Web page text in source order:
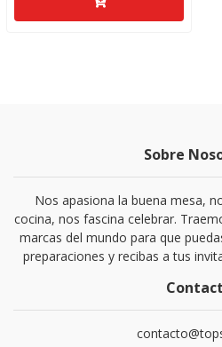
Sobre
Nos apasiona la buena mesa,
cocina, nos fascina celebrar.
marcas del mundo para que
preparaciones y recibas a tus